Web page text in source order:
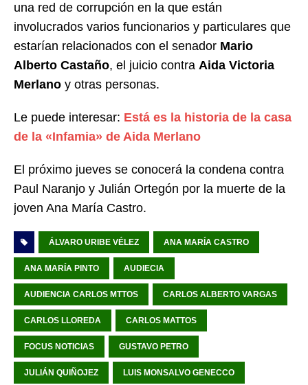
una red de corrupción en la que están
involucrados varios funcionarios y particulares que
estarían relacionados con el senador Mario
Alberto Castaño, el juicio contra Aida Victoria
Merlano y otras personas.
Le puede interesar: Está es la historia de la casa
de la «Infamia» de Aida Merlano
El próximo jueves se conocerá la condena contra
Paul Naranjo y Julián Ortegón por la muerte de la
joven Ana María Castro.
ÁLVARO URIBE VÉLEZ ANA MARÍA CASTRO
ANA MARÍA PINTO AUDIECIA
AUDIENCIA CARLOS MTTOS CARLOS ALBERTO VARGAS
CARLOS LLOREDA CARLOS MATTOS
FOCUS NOTICIAS GUSTAVO PETRO
JULIÁN QUIÑOJEZ LUIS MONSALVO GENECCO